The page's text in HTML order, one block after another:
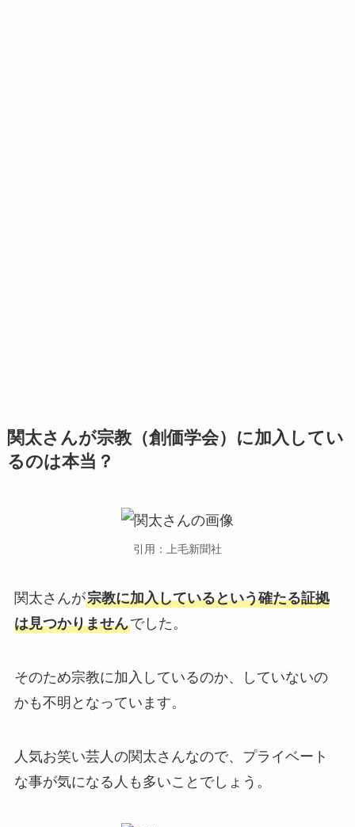
関太さんが宗教（創価学会）に加入してい
るのは本当？
引用：上毛新聞社
関太さんが宗教に加入しているという確たる証拠
は見つかりませんでした。
そのため宗教に加入しているのか、していないの
かも不明となっています。
人気お笑い芸人の関太さんなので、プライベート
な事が気になる人も多いことでしょう。